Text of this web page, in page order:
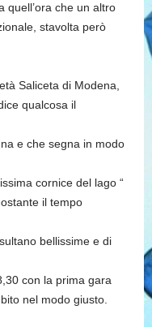
quell’ora che un altro
stavolta però
Saliceta di Modena,
qualcosa il
e che segna in modo
cornice del lago “
il tempo
bellissime e di
con la prima gara
nel modo giusto.